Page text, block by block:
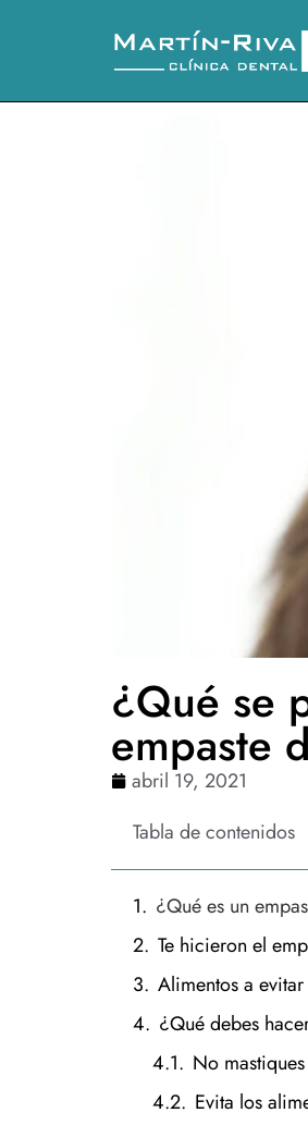
¿Qué se
empaste
abril 19, 2021
Tabla de contenidos
¿Qué es un
Te hicieron el
Alimentos a
¿Qué debes
No
Evita los